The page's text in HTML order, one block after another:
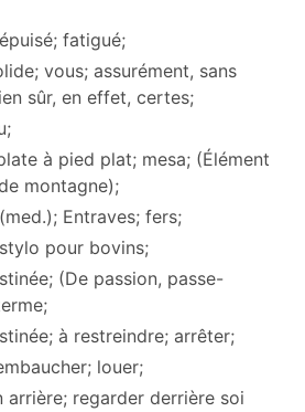
fatigué;
vous; assurément, sans
sûr, en effet, certes;
à pied plat; mesa; (Élément
montagne);
Entraves; fers;
pour bovins;
(De passion, passe-
à restreindre; arrêter;
louer;
arrière; regarder derrière soi